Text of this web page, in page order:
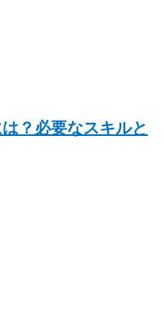
？必要なスキルと